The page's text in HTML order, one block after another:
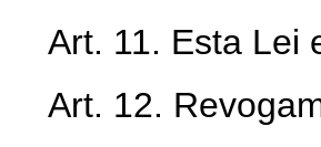
Art. 11. Esta Lei
Art. 12.